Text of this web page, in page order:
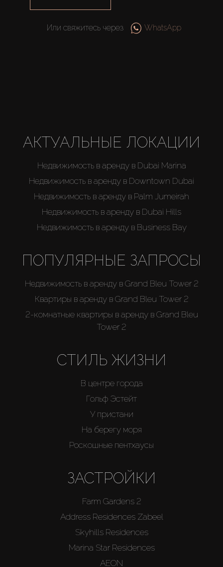
Или свяжитесь через WhatsApp
АКТУАЛЬНЫЕ ЛОКАЦИИ
Недвижимость в аренду в Dubai Marina
Недвижимость в аренду в Downtown Dubai
Недвижимость в аренду в Palm Jumeirah
Недвижимость в аренду в Dubai Hills
Недвижимость в аренду в Business Bay
ПОПУЛЯРНЫЕ ЗАПРОСЫ
Недвижимость в аренду в Grand Bleu Tower 2
Квартиры в аренду в Grand Bleu Tower 2
2-комнатные квартиры в аренду в Grand Bleu
Tower 2
СТИЛЬ ЖИЗНИ
В центре города
Гольф Эстейт
У пристани
На берегу моря
Роскошные пентхаусы
ЗАСТРОЙКИ
Farm Gardens 2
Address Residences Zabeel
Skyhills Residences
Marina Star Residences
AEON